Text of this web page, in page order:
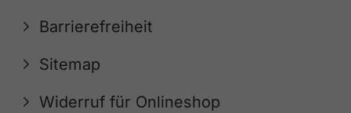
Barrierefreiheit
Sitemap
Widerruf für Onlineshop